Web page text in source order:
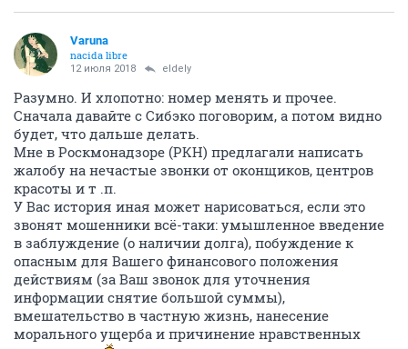
Varuna
nacida libre
12 июля 2018 eldely
Разумно. И хлопотно: номер менять и прочее.
Сначала давайте с Сибэко поговорим, а потом видно
будет, что дальше делать.
Мне в Роскмонадзоре (РКН) предлагали написать
жалобу на нечастые звонки от оконщиков, центров
красоты и т .п.
У Вас история иная может нарисоваться, если это
звонят мошенники всё-таки: умышленное введение
в заблуждение (о наличии долга), побуждение к
опасным для Вашего финансового положения
действиям (за Ваш звонок для уточнения
информации снятие большой суммы),
вмешательство в частную жизнь, нанесение
морального ущерба и причинение нравственных